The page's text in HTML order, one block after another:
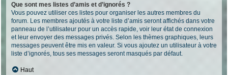
Que sont mes listes d’amis et d’ignorés ?
Vous pouvez utiliser ces listes pour organiser les autres membres du
forum. Les membres ajoutés à votre liste d’amis seront affichés dans votre
panneau de l’utilisateur pour un accès rapide, voir leur état de connexion
et leur envoyer des messages privés. Selon les thèmes graphiques, leurs
messages peuvent être mis en valeur. Si vous ajoutez un utilisateur à votre
liste d’ignorés, tous ses messages seront masqués par défaut.
Haut